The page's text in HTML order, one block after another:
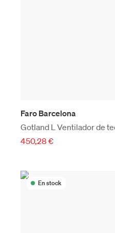
Faro Barcelona
Gotland L Ventilador de
450,28 €
En stock